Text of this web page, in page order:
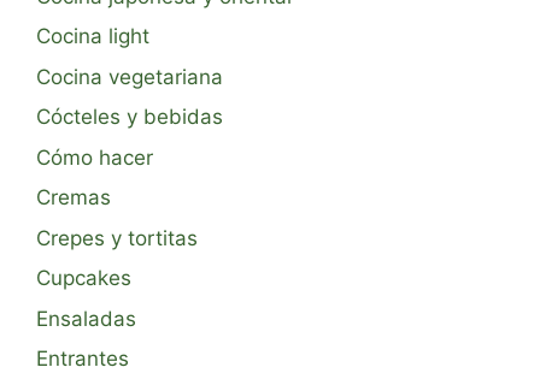
Cocina light
Cocina vegetariana
Cócteles y bebidas
Cómo hacer
Cremas
Crepes y tortitas
Cupcakes
Ensaladas
Entrantes